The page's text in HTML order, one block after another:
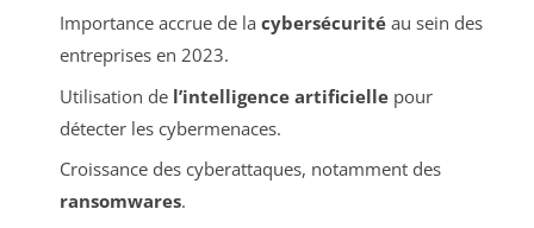
Importance accrue de la cybersécuritéau sein des
entreprises en 2023.
Utilisation de l’intelligence artificiellepour
détecter les cybermenaces.
Croissance des cyberattaques, notamment des
ransomwares.